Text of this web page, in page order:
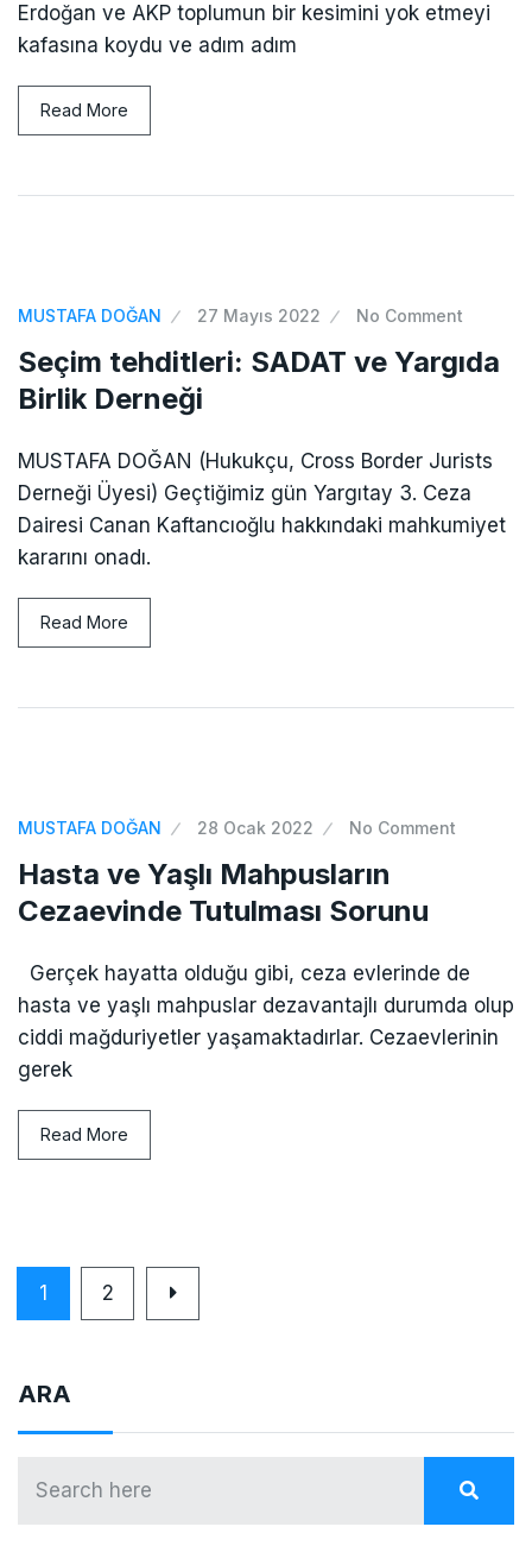
Erdoğan ve AKP toplumun bir kesimini yok etmeyi
kafasına koydu ve adım adım
Read More
MUSTAFA DOĞAN 27 Mayıs 2022 No Comment
Seçim tehditleri: SADAT ve Yargıda
Birlik Derneği
MUSTAFA DOĞAN (Hukukçu, Cross Border Jurists
Derneği Üyesi) Geçtiğimiz gün Yargıtay 3. Ceza
Dairesi Canan Kaftancıoğlu hakkındaki mahkumiyet
kararını onadı.
Read More
MUSTAFA DOĞAN 28 Ocak 2022 No Comment
Hasta ve Yaşlı Mahpusların
Cezaevinde Tutulması Sorunu
Gerçek hayatta olduğu gibi, ceza evlerinde de
hasta ve yaşlı mahpuslar dezavantajlı durumda olup
ciddi mağduriyetler yaşamaktadırlar. Cezaevlerinin
gerek
Read More
1 2
ARA